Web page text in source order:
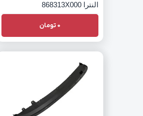
النترا 868313X000
0 تومان